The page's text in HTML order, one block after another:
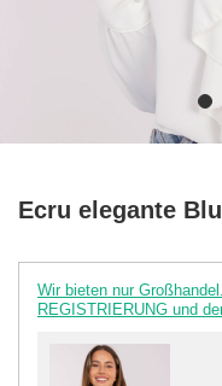
Ecru elegante
Wir bieten nur
REGISTRIERUNG und